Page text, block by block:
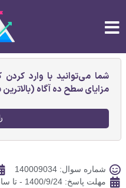
شما می‌توانید با وارد کردن
مزایای سطح ده آگاه
شماره سوال: 140009034
مهلت پاسخ: 1400/9/24 - تا ساعت 23:59